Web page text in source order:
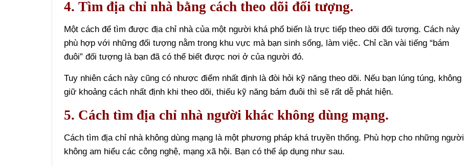
4. Tìm địa chỉ nhà bằng cách theo dõi đối tượng.
Một cách để tìm được địa chỉ nhà của một người khá phổ biến là trực tiếp theo dõi đối tượng. Cách này
phù hợp với những đối tượng nằm trong khu vực mà bạn sinh sống, làm việc. Chỉ cần vài tiếng “bám
đuôi” đối tượng là bạn đã có thể biết được nơi ở của người đó.
Tuy nhiên cách này cũng có nhược điểm nhất định là đòi hỏi kỹ năng theo dõi. Nếu bạn lúng túng, không
giữ khoảng cách nhất định khi theo dõi, thiếu kỹ năng bám đuôi thì sẽ rất dễ phát hiện.
5. Cách tìm địa chỉ nhà người khác không dùng mạng.
Cách tìm địa chỉ nhà không dùng mạng là một phương pháp khá truyền thống. Phù hợp cho những người
không am hiểu các công nghệ, mạng xã hội. Bạn có thể áp dụng như sau.